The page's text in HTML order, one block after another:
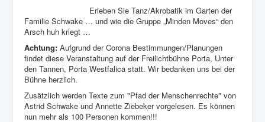
Erleben Sie Tanz/Akrobatik im Garten der
Familie Schwake … und wie die Gruppe „Minden Moves“ den
Arsch huh kriegt …
Achtung: Aufgrund der Corona Bestimmungen/Planungen
findet diese Veranstaltung auf der Freilichtbühne Porta, Unter
den Tannen, Porta Westfalica statt. Wir bedanken uns bei der
Bühne herzlich.
Zusätzlich werden Texte zum "Pfad der Menschenrechte" von
Astrid Schwake und Annette Ziebeker vorgelesen. Es können
nun mehr als 100 Personen kommen!!!